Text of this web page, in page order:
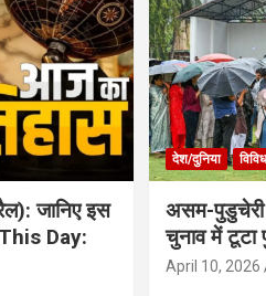
जानिए इस
This Day:
देश/दुनिया विविध
असम-पुडुचेरी
चुनाव में टूटा
April 10, 2026